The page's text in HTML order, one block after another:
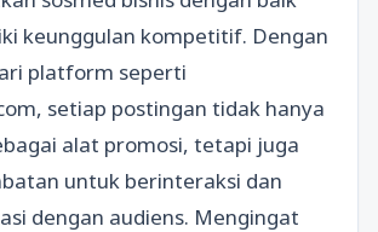
keunggulan kompetitif. Dengan
platform seperti
setiap postingan tidak hanya
alat promosi, tetapi juga
untuk berinteraksi dan
dengan audiens. Mengingat